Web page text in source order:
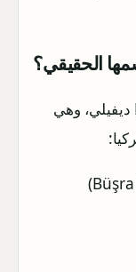
الحقيقي؟
ديفيلي، وهي